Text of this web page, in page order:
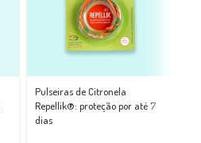
Pulseiras de Citronela
Repellik®: proteção por até 7
dias